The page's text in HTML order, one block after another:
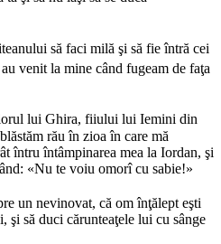
să faci milă şi să fie întră cei
venit la mine când fugeam de faţa
lui Ghira, fiiului lui Iemini din
rău în zioa în care mă
întru întâmpinarea mea la Iordan, şi
«Nu te voiu omorî cu sabie!»
un nevinovat, că om înţălept eşti
şi să duci cărunteaţele lui cu sânge